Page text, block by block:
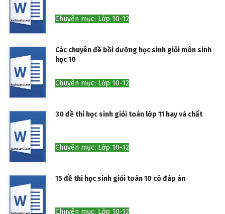
Chuyên mục: Lớp 10-12
Các chuyên đề bồi dưỡng học sinh giỏi môn sinh
học 10
Chuyên mục: Lớp 10-12
30 đề thi học sinh giỏi toán lớp 11 hay và chất
Chuyên mục: Lớp 10-12
15 đề thi học sinh giỏi toán 10 có đáp án
Chuyên mục: Lớp 10-12